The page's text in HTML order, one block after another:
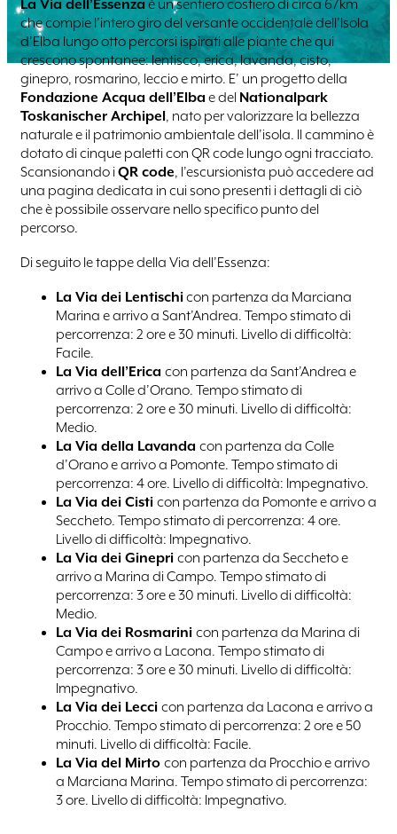
La Via dell’Essenza è un sentiero costiero di circa 67km
che compie l’intero giro del versante occidentale dell’Isola
d’Elba lungo otto percorsi ispirati alle piante che qui
crescono spontanee: lentisco, erica, lavanda, cisto,
ginepro, rosmarino, leccio e mirto. E’ un progetto della
Fondazione Acqua dell’Elba e del Nationalpark
Toskanischer Archipel, nato per valorizzare la bellezza
naturale e il patrimonio ambientale dell’isola. Il cammino è
dotato di cinque paletti con QR code lungo ogni tracciato.
Scansionando i QR code, l’escursionista può accedere ad
una pagina dedicata in cui sono presenti i dettagli di ciò
che è possibile osservare nello specifico punto del
percorso.
Di seguito le tappe della Via dell’Essenza:
La Via dei Lentischicon partenza da Marciana
Marina e arrivo a Sant’Andrea. Tempo stimato di
percorrenza: 2 ore e 30 minuti. Livello di difficoltà:
Facile.
La Via dell’Erica con partenza da Sant’Andrea e
arrivo a Colle d’Orano. Tempo stimato di
percorrenza: 2 ore e 30 minuti. Livello di difficoltà:
Medio.
La Via della Lavanda con partenza da Colle
d’Orano e arrivo a Pomonte. Tempo stimato di
percorrenza: 4 ore. Livello di difficoltà: Impegnativo.
La Via dei Cisti con partenza da Pomonte e arrivo a
Seccheto. Tempo stimato di percorrenza: 4 ore.
Livello di difficoltà: Impegnativo.
La Via dei Ginepri con partenza da Seccheto e
arrivo a Marina di Campo. Tempo stimato di
percorrenza: 3 ore e 30 minuti. Livello di difficoltà:
Medio.
La Via dei Rosmarini con partenza da Marina di
Campo e arrivo a Lacona. Tempo stimato di
percorrenza: 3 ore e 30 minuti. Livello di difficoltà:
Impegnativo.
La Via dei Lecci con partenza da Lacona e arrivo a
Procchio. Tempo stimato di percorrenza: 2 ore e 50
minuti. Livello di difficoltà: Facile.
La Via del Mirto con partenza da Procchio e arrivo
a Marciana Marina. Tempo stimato di percorrenza:
3 ore. Livello di difficoltà: Impegnativo.